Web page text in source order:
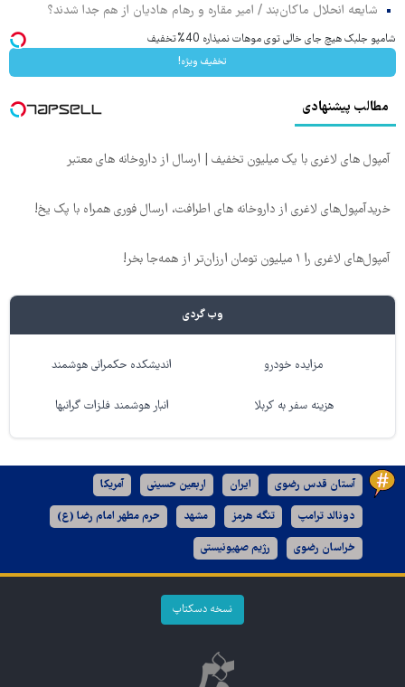
شایعه انحلال ماکان‌بند / امیر مقاره و رهام هادیان از هم جدا شدند؟
شامپو جلبک هیچ جای خالی توی موهات نمیذاره 40%تخفیف
تخفیف ویژه!
مطالب پیشنهادی
آمپول های لاغری با یک میلیون تخفیف | ارسال از داروخانه های معتبر
خریدآمپول‌های لاغری از داروخانه های اطرافت، ارسال فوری همراه با پک یخ!
آمپول‌های لاغری را ۱ میلیون تومان ارزان‌تر از همه‌جا بخر!
وب گردی
مزایده خودرو اندیشکده حکمرانی هوشمند
هزینه سفر به کربلا انبار هوشمند فلزات گرانبها
آستان قدس رضوی ایران اربعین حسینی آمریکا
دونالد ترامپ تنگه هرمز مشهد حرم مطهر امام رضا (ع)
خراسان رضوی رژیم صهیونیستی
نسخه دسکتاپ